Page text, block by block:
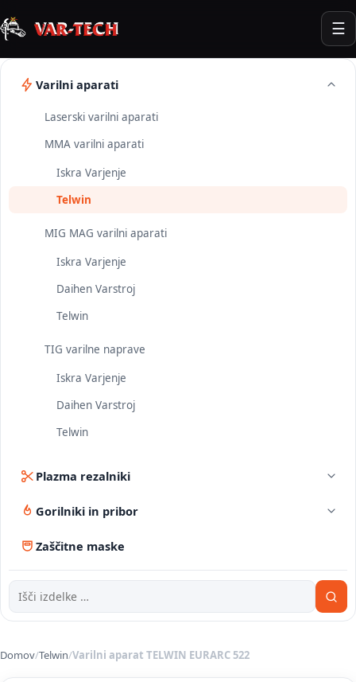
☰
Varilni aparati
Laserski varilni aparati
MMA varilni aparati
Iskra Varjenje
Telwin
MIG MAG varilni aparati
Iskra Varjenje
Daihen Varstroj
Telwin
TIG varilne naprave
Iskra Varjenje
Daihen Varstroj
Telwin
Plazma rezalniki
Gorilniki in pribor
Zaščitne maske
Domov/Telwin/Varilni aparat TELWIN EURARC 522